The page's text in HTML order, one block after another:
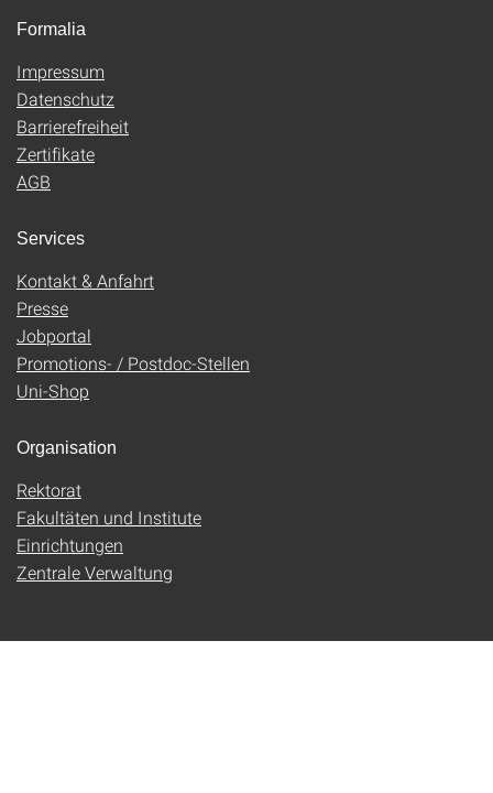
Formalia
Impressum
Datenschutz
Barrierefreiheit
Zertifikate
AGB
Services
Kontakt & Anfahrt
Presse
Jobportal
Promotions- / Postdoc-Stellen
Uni-Shop
Organisation
Rektorat
Fakultäten und Institute
Einrichtungen
Zentrale Verwaltung